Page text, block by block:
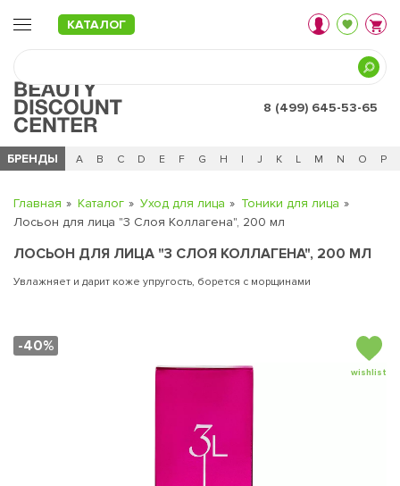
КАТАЛОГ
8 (499) 645-53-65
БРЕНДЫ
Ч 0 - 9 A B C D E F G H I J K L M N O P
Главная Каталог Уход для лица
Тоники для лица
Лосьон для лица "3 Слоя Коллагена", 200 мл
ЛОСЬОН ДЛЯ ЛИЦА "3 СЛОЯ КОЛЛАГЕНА", 200 МЛ
Увлажняет и дарит коже упругость, борется с морщинами
-40%
wishlist